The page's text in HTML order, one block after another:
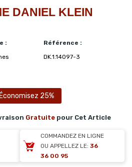
DANIEL KLEIN
:
Référence :
DK.1.14097-3
Économisez 25%
Gratuite pour Cet Article
COMMANDEZ EN LIGNE
OU APPELLEZ LE: 36
36 00 95